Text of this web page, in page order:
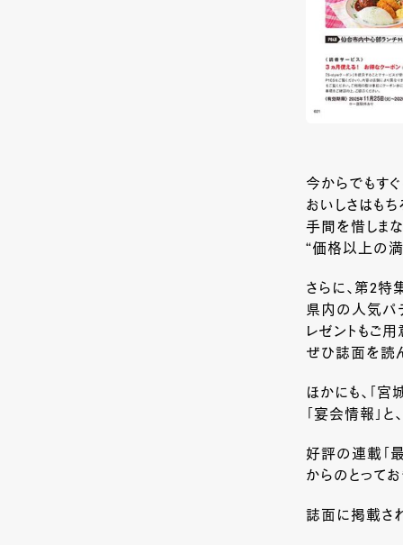
今からでもす
おいしさはも
手間を惜しま
“価格以上の満
さらに、第2特
県内の人気パ
レゼントもご用
ぜひ誌面を読
ほかにも、「
「宴会情報」
好評の連載「
からのとって
誌面に掲載さ